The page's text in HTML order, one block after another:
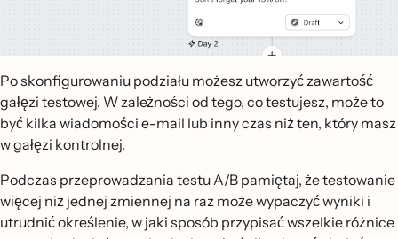
Po skonfigurowaniu podziału możesz utworzyć zawartość
gałęzi testowej. W zależności od tego, co testujesz, może to
być kilka wiadomości e-mail lub inny czas niż ten, który masz
w gałęzi kontrolnej.
Podczas przeprowadzania testu A/B pamiętaj, że testowanie
więcej niż jednej zmiennej na raz może wypaczyć wyniki i
utrudnić określenie, w jaki sposób przypisać wszelkie różnice